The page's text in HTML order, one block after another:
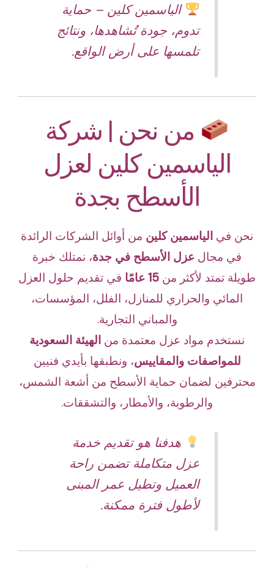
الياسمين كلين – حماية
تدوم، جودة تُشاهدها، ونتائج
تلمسها على أرض الواقع.
من نحن | شركة
الياسمين كلين لعزل
الأسطح بجدة
نحن في الياسمين كلين من أوائل الشركات الرائدة
في مجال عزل الأسطح في جدة، نمتلك خبرة
طويلة تمتد لأكثر من 15 عامًا
في تقديم حلول العزل
المائي والحراري للمنازل، الفلل، المؤسسات،
والمباني التجارية.
نستخدم مواد عزل معتمدة من الهيئة السعودية
للمواصفات والمقاييس، ونطبقها بأيدي فنيين
محترفين لضمان حماية الأسطح من أشعة الشمس،
والرطوبة، والأمطار، والتشققات.
هدفنا هو تقديم خدمة
عزل متكاملة تضمن راحة
العميل وتطيل عمر المبنى
لأطول فترة ممكنة.